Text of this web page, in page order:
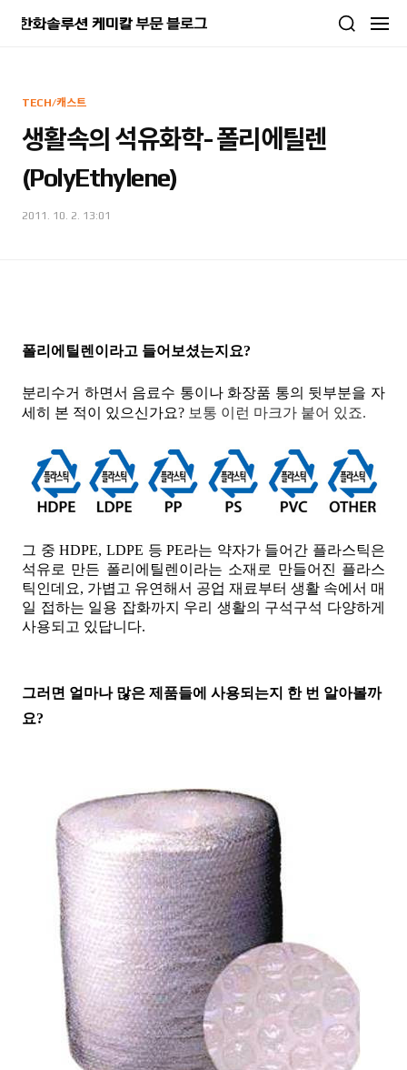
TECH/캐스트
생활속의 석유화학- 폴리에틸렌
(PolyEthylene)
2011. 10. 2. 13:01
폴리에틸렌이라고 들어보셨는지요?
분리수거 하면서 음료수 통이나 화장품 통의 뒷부분을 자
세히 본 적이 있으신가요? 보통 이런 마크가 붙어 있죠.
그 중 HDPE, LDPE 등 PE라는 약자가 들어간 플라스틱은
석유로 만든 폴리에틸렌이라는 소재로 만들어진 플라스
틱인데요, 가볍고 유연해서 공업 재료부터 생활 속에서 매
일 접하는 일용 잡화까지 우리 생활의 구석구석 다양하게
사용되고 있답니다.
그러면 얼마나 많은 제품들에 사용되는지 한 번 알아볼까
요?